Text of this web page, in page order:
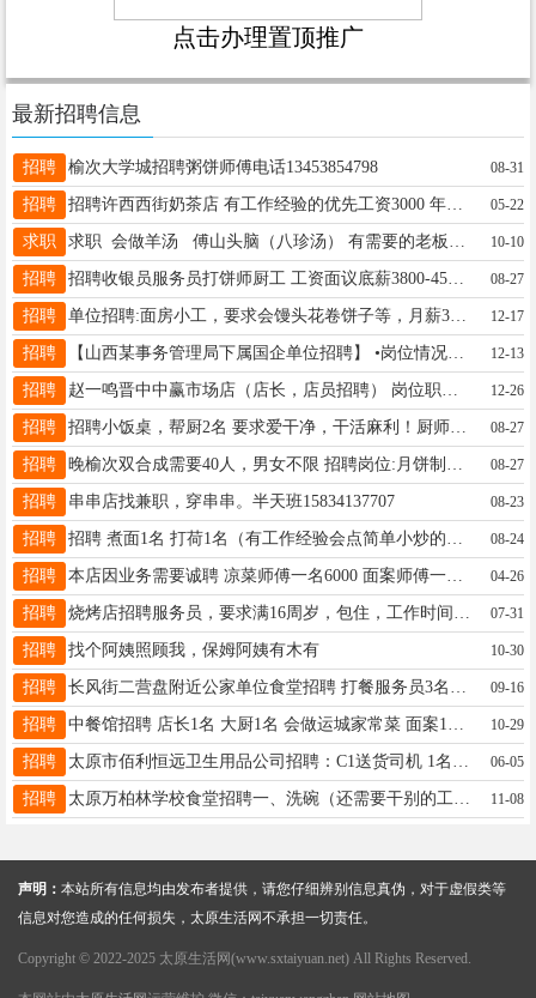
点击办理置顶推广
最新招聘信息
招聘 榆次大学城招聘粥饼师傅电话13453854798 08-31
招聘 招聘许西西街奶茶店 有工作经验的优先工资3000 年龄20-35岁 联系电话13935196124 13803459493 05-22
求职 10-10
招聘 招聘收银员服务员打饼师厨工 工资面议底薪3800-4500元+提成+全勤奖+年终奖+3天公休了包吃包住)厨师 电话:13403407571 08-27
招聘 单位招聘:面房小工，要求会馒头花卷饼子等，月薪3500，双休，节假日全休。 地址:府西街半坡东街口 联系电话: 15513805650 19103442019 12-17
招聘 【山西某事务管理局下属国企单位招聘】 •岗位情况：省内各机关事务单位安保，执勤，司机，保镖等工作 •招聘要求:男，中专以上学历，身高175cm以上 •薪资待遇:五险一金，月薪资5000元左右，吃饭三餐免费，住宿免费，工服免费，每月10日发上月薪资 12-13
招聘 12-26
招聘 08-27
招聘 08-27
招聘 串串店找兼职，穿串串。半天班15834137707 08-23
招聘 08-24
招聘 本店因业务需要诚聘 凉菜师傅一名6000 面案师傅一名6000，面师傅以小揪片，炒揪片为主 感谢群主，感谢同行，配菜已招下 生意好，工资按时发，要求吃苦耐劳 福利待遇：包食宿，宿舍近，月休2天、 地址，万柏林区东社 联系13453168790李（微信同号） 04-26
招聘 07-31
招聘 找个阿姨照顾我，保姆阿姨有木有 10-30
招聘 09-16
招聘 10-29
招聘 06-05
招聘 11-08
声明： 本站所有信息均由发布者提供，请您仔细辨别信息真伪，对于虚假类等
信息对您造成的任何损失，太原生活网不承担一切责任。
Copyright © 2022-2025 太原生活网(www.sxtaiyuan.net) All Rights Reserved.